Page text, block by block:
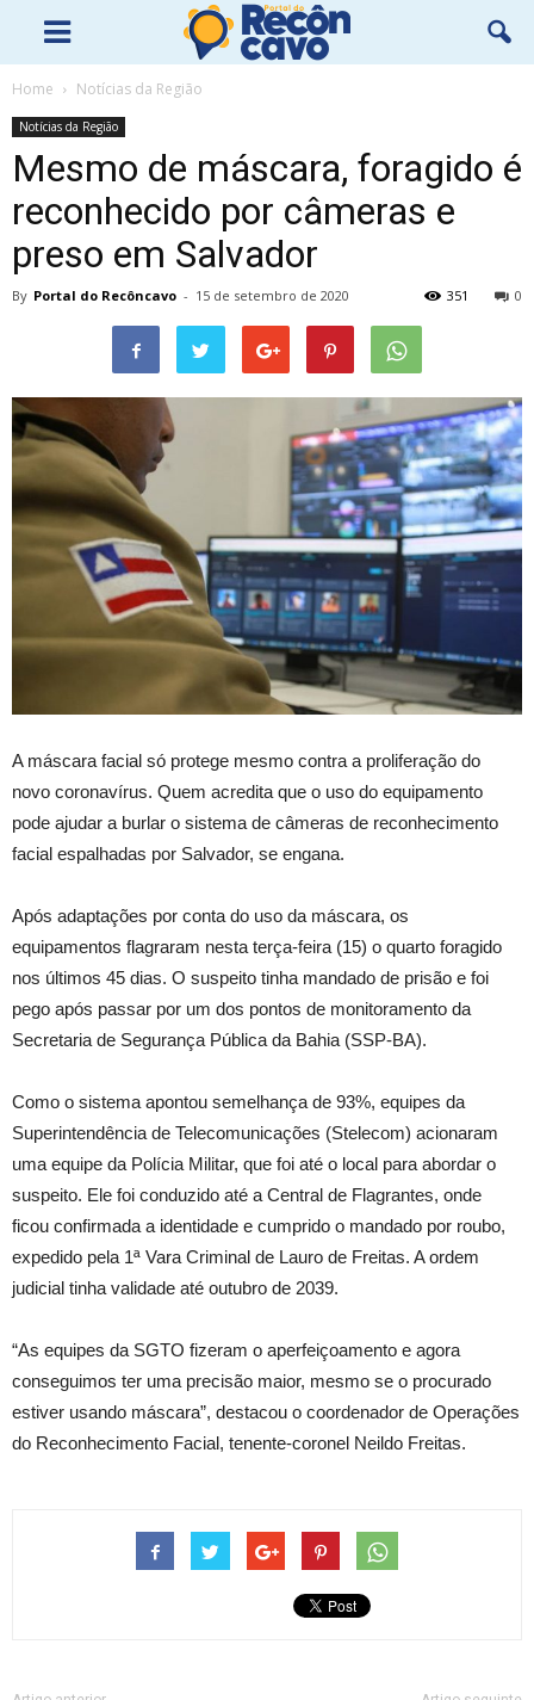
Home Notícias da Região
Notícias da Região
Mesmo de máscara, foragido é
reconhecido por câmeras e
preso em Salvador
By Portal do Recôncavo - 15 de setembro de 2020 0
351
A máscara facial só protege mesmo contra a proliferação do
novo coronavírus. Quem acredita que o uso do equipamento
pode ajudar a burlar o sistema de câmeras de reconhecimento
facial espalhadas por Salvador, se engana.
Após adaptações por conta do uso da máscara, os
equipamentos flagraram nesta terça-feira (15) o quarto foragido
nos últimos 45 dias. O suspeito tinha mandado de prisão e foi
pego após passar por um dos pontos de monitoramento da
Secretaria de Segurança Pública da Bahia (SSP-BA).
Como o sistema apontou semelhança de 93%, equipes da
Superintendência de Telecomunicações (Stelecom) acionaram
uma equipe da Polícia Militar, que foi até o local para abordar o
suspeito. Ele foi conduzido até a Central de Flagrantes, onde
ficou confirmada a identidade e cumprido o mandado por roubo,
expedido pela 1ª Vara Criminal de Lauro de Freitas. A ordem
judicial tinha validade até outubro de 2039.
“As equipes da SGTO fizeram o aperfeiçoamento e agora
conseguimos ter uma precisão maior, mesmo se o procurado
estiver usando máscara”, destacou o coordenador de Operações
do Reconhecimento Facial, tenente-coronel Neildo Freitas.